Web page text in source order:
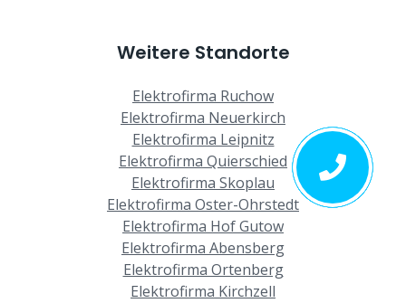
Weitere Standorte
Elektrofirma Ruchow
Elektrofirma Neuerkirch
Elektrofirma Leipnitz
Elektrofirma Quierschied
Elektrofirma Skoplau
Elektrofirma Oster-Ohrstedt
Elektrofirma Hof Gutow
Elektrofirma Abensberg
Elektrofirma Ortenberg
Elektrofirma Kirchzell